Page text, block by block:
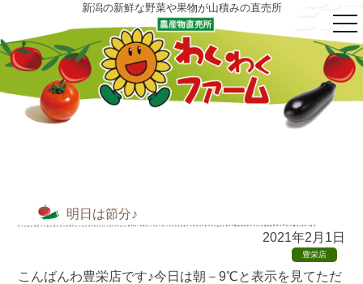
新潟の新鮮な野菜や果物が山積みの直売所
明日は節分♪
2021年2月1日
豊栄店
こんばんわ豊栄店です♪今日は朝－9℃と表示を見てただ